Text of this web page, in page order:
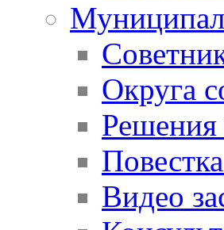
Округа
Решения
Видео